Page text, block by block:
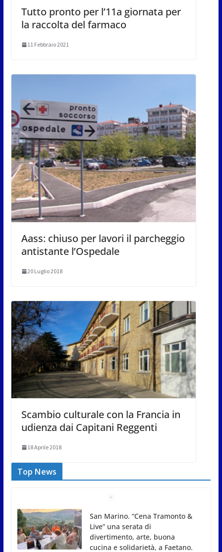
Tutto pronto per l’11a giornata per
la raccolta del farmaco
11 Febbraio 2021
Aass: chiuso per lavori il parcheggio
antistante l’Ospedale
20 Luglio 2018
Scambio culturale con la Francia in
udienza dai Capitani Reggenti
18 Aprile 2018
Top News
Gli atleti della Federazione Judo
San Marino all’European Cup
Junior 2026 di Skopje